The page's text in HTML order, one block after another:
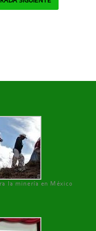
la minería en México